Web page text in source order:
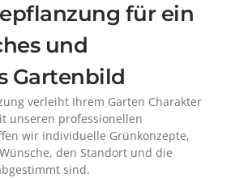
für ein
und
Gartenbild
verleiht Ihrem Garten Charakter
unseren professionellen
wir individuelle Grünkonzepte,
den Standort und die
sind.